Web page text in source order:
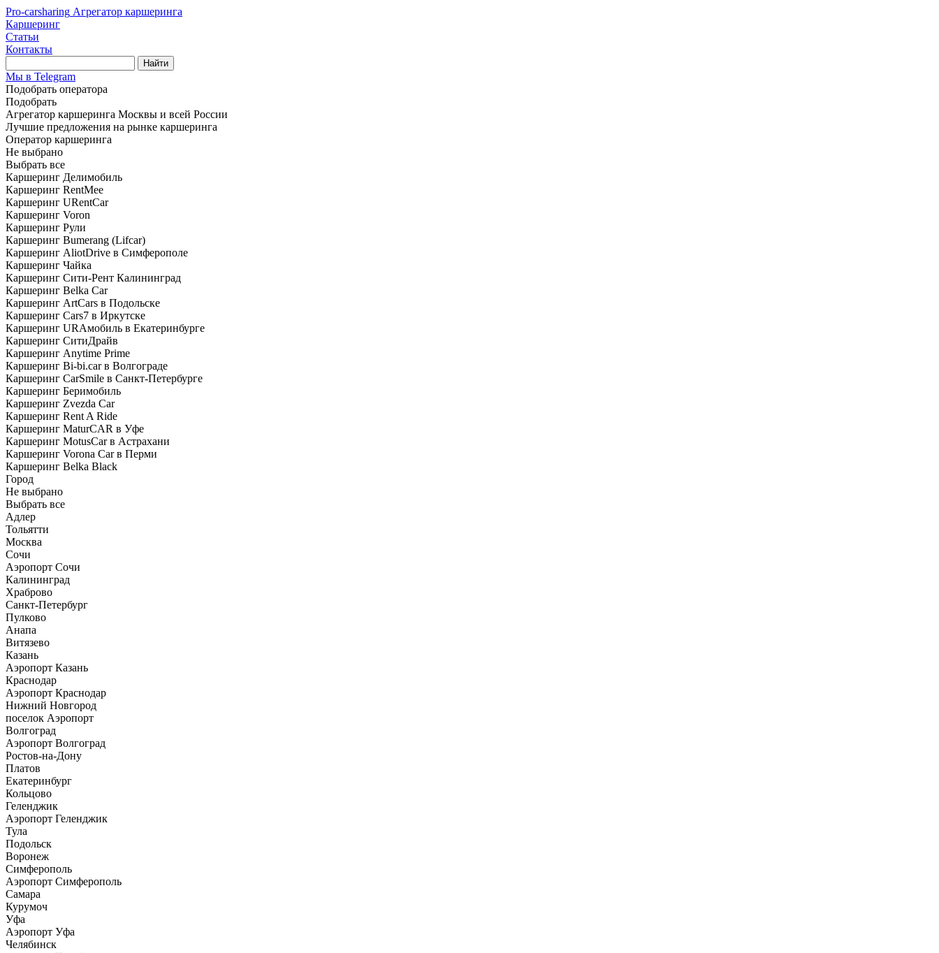
Pro-carsharing Агрегатор каршеринга
Каршеринг
Статьи
Контакты
Найти
Мы в Telegram
Подобрать оператора
Подобрать
Агрегатор каршеринга Москвы и всей России
Лучшие предложения на рынке каршеринга
Оператор каршеринга
Не выбрано
Выбрать все
Каршеринг Делимобиль
Каршеринг RentMee
Каршеринг URentCar
Каршеринг Voron
Каршеринг Рули
Каршеринг Bumerang (Lifcar)
Каршеринг AliotDrive в Симферополе
Каршеринг Чайка
Каршеринг Сити-Рент Калининград
Каршеринг Belka Car
Каршеринг ArtCars в Подольске
Каршеринг Cars7 в Иркутске
Каршеринг URAмобиль в Екатеринбурге
Каршеринг СитиДрайв
Каршеринг Anytime Prime
Каршеринг Bi-bi.car в Волгограде
Каршеринг CarSmile в Санкт-Петербурге
Каршеринг Беримобиль
Каршеринг Zvezda Car
Каршеринг Rent A Ride
Каршеринг MaturCAR в Уфе
Каршеринг MotusCar в Астрахани
Каршеринг Vorona Car в Перми
Каршеринг Belka Black
Город
Не выбрано
Выбрать все
Адлер
Тольятти
Москва
Сочи
Аэропорт Сочи
Калининград
Храброво
Санкт-Петербург
Пулково
Анапа
Витязево
Казань
Аэропорт Казань
Краснодар
Аэропорт Краснодар
Нижний Новгород
поселок Аэропорт
Волгоград
Аэропорт Волгоград
Ростов-на-Дону
Платов
Екатеринбург
Кольцово
Геленджик
Аэропорт Геленджик
Тула
Подольск
Воронеж
Симферополь
Аэропорт Симферополь
Самара
Курумоч
Уфа
Аэропорт Уфа
Челябинск